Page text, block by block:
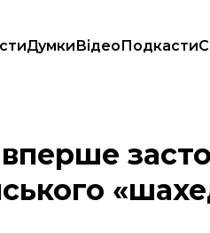
ДумкиВідеоПодкасти
російського «шахеда» —